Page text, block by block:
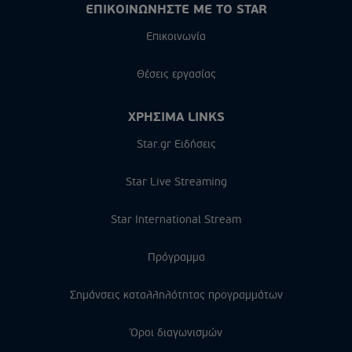
ΕΠΙΚΟΙΝΩΝΗΣΤΕ ΜΕ ΤΟ STAR
Επικοινωνία
Θέσεις εργασίας
ΧΡΗΣΙΜΑ LINKS
Star.gr Ειδήσεις
Star Live Streaming
Star International Stream
Πρόγραμμα
Σημάνσεις καταλληλότητας προγραμμάτων
Όροι διαγωνισμών